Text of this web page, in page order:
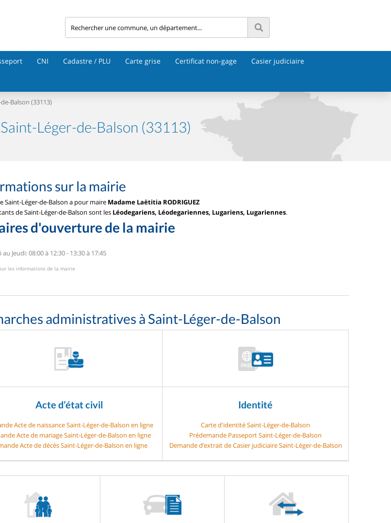
CNI Cadastre / PLU Carte grise Certificat non-gage Casier judiciaire
Balson (33113)
Léger-de-Balson (33113)
sur la mairie
Saint-Léger-de-Balson a pour maire Madame Laëtitia RODRIGUEZ
de Saint-Léger-de-Balson sont les Léodegariens, Léodegariennes, Lugariens, Lugariennes.
d'ouverture de la mairie
Jeudi: 08:00 à 12:30 - 13:30 à 17:45
les informations de la mairie
administratives à Saint-Léger-de-Balson
Acte d’état civil
Acte de naissance Saint-Léger-de-Balson en ligne
Acte de mariage Saint-Léger-de-Balson en ligne
Acte de décès Saint-Léger-de-Balson en ligne
Identité
Carte d'identité Saint-Léger-de-Balson
Prédemande Passeport Saint-Léger-de-Balson
Demande d’extrait de Casier judiciaire Saint-Léger-de-Balson